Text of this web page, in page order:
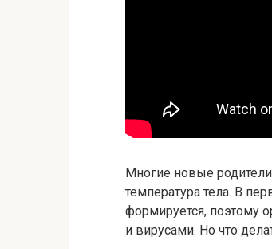
Многие новые
температура тела. В
формируется, поэтому
и вирусами. Но что